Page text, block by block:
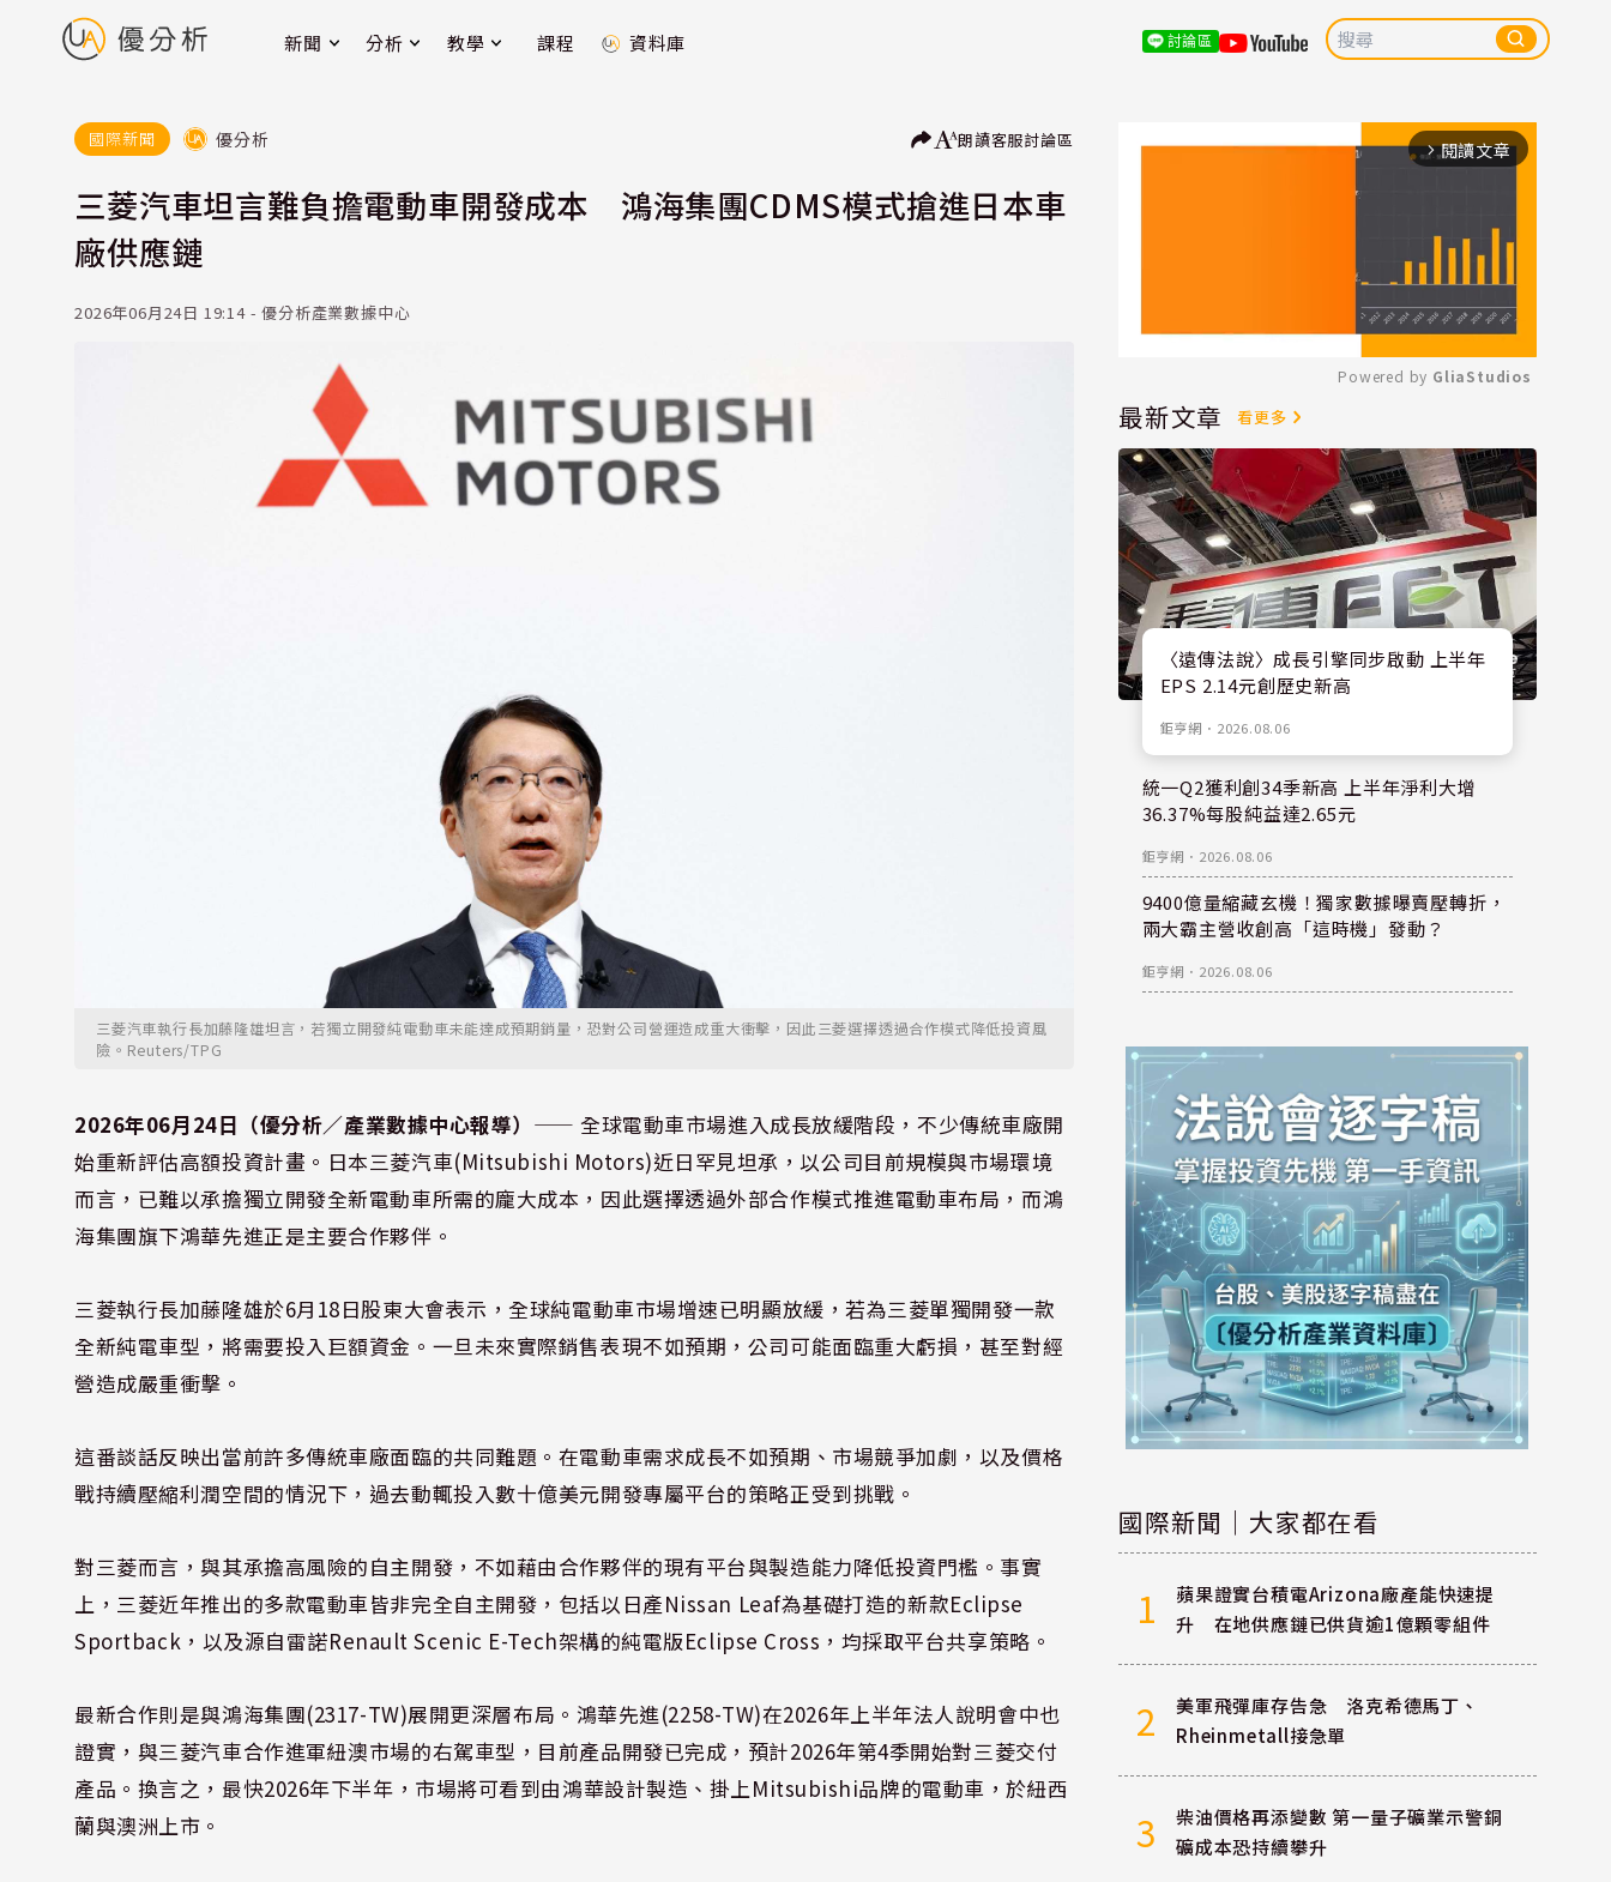
新聞 分析 教學 課程 資料庫 討論區
國際新聞 優分析 朗讀客服討論區
三菱汽車坦言難負擔電動車開發成本 鴻海集團CDMS模式搶進日本車
廠供應鏈
2026年06月24日 19:14 - 優分析產業數據中心
三菱汽車執行長加藤隆雄坦言，若獨立開發純電動車未能達成預期銷量，恐對公司營運造成重大衝擊，因此三菱選擇透過合作模式降低投資風
險。Reuters/TPG
2026年06月24日（優分析／產業數據中心報導） ⸺ 全球電動車市場進入成長放緩階段，不少傳統車廠開
始重新評估高額投資計畫。日本三菱汽車(Mitsubishi Motors)近日罕見坦承，以公司目前規模與市場環境
而言，已難以承擔獨立開發全新電動車所需的龐大成本，因此選擇透過外部合作模式推進電動車布局，而鴻
海集團旗下鴻華先進正是主要合作夥伴。
三菱執行長加藤隆雄於6月18日股東大會表示，全球純電動車市場增速已明顯放緩，若為三菱單獨開發一款
全新純電車型，將需要投入巨額資金。一旦未來實際銷售表現不如預期，公司可能面臨重大虧損，甚至對經
營造成嚴重衝擊。
這番談話反映出當前許多傳統車廠面臨的共同難題。在電動車需求成長不如預期、市場競爭加劇，以及價格
戰持續壓縮利潤空間的情況下，過去動輒投入數十億美元開發專屬平台的策略正受到挑戰。
對三菱而言，與其承擔高風險的自主開發，不如藉由合作夥伴的現有平台與製造能力降低投資門檻。事實
上，三菱近年推出的多款電動車皆非完全自主開發，包括以日產Nissan Leaf為基礎打造的新款Eclipse
Sportback，以及源自雷諾Renault Scenic E-Tech架構的純電版Eclipse Cross，均採取平台共享策略。
最新合作則是與鴻海集團(2317-TW)展開更深層布局。鴻華先進(2258-TW)在2026年上半年法人說明會中也
證實，與三菱汽車合作進軍紐澳市場的右駕車型，目前產品開發已完成，預計2026年第4季開始對三菱交付
產品。換言之，最快2026年下半年，市場將可看到由鴻華設計製造、掛上Mitsubishi品牌的電動車，於紐西
蘭與澳洲上市。
arrow_forward_ios 閱讀文章
Mute
Powered by GliaStudios
最新文章 看更多
〈遠傳法說〉成長引擎同步啟動 上半年
EPS 2.14元創歷史新高
鉅亨網 ． 2026.08.06
統一Q2獲利創34季新高 上半年淨利大增
36.37%每股純益達2.65元
鉅亨網 ． 2026.08.06
9400億量縮藏玄機！獨家數據曝賣壓轉折，
兩大霸主營收創高「這時機」發動？
鉅亨網 ． 2026.08.06
國際新聞｜大家都在看
1
蘋果證實台積電Arizona廠產能快速提
升 在地供應鏈已供貨逾1億顆零組件
2
美軍飛彈庫存告急 洛克希德馬丁、
Rheinmetall接急單
3
柴油價格再添變數 第一量子礦業示警銅
礦成本恐持續攀升